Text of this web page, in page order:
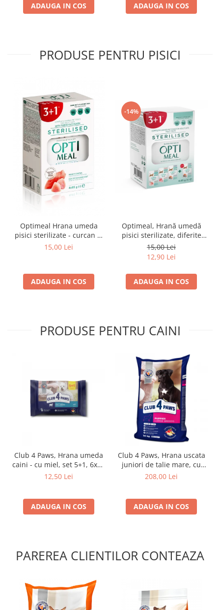
ADAUGA IN COS ADAUGA IN COS
PRODUSE PENTRU PISICI
Optimeal Hrana umeda
pisici sterilizate - curcan si
pui in sos, set 3+1,
15,00 Lei
ADAUGA IN COS
-14%
Optimeal, Hrană umedă
pisici sterilizate, diferite
arome, (3+1), 0.34kg
15,00 Lei
12,90 Lei
ADAUGA IN COS
PRODUSE PENTRU CAINI
Club 4 Paws, Hrana umeda
caini - cu miel, set 5+1, 6x80
g
12,50 Lei
ADAUGA IN COS
Club 4 Paws, Hrana uscata
juniori de talie mare, cu
pui, 14kg
208,00 Lei
ADAUGA IN COS
PAREREA CLIENTILOR CONTEAZA